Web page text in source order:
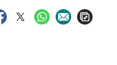
auf Facebook teilen
auf X teilenper WhatsApp teilen
per E-Mail